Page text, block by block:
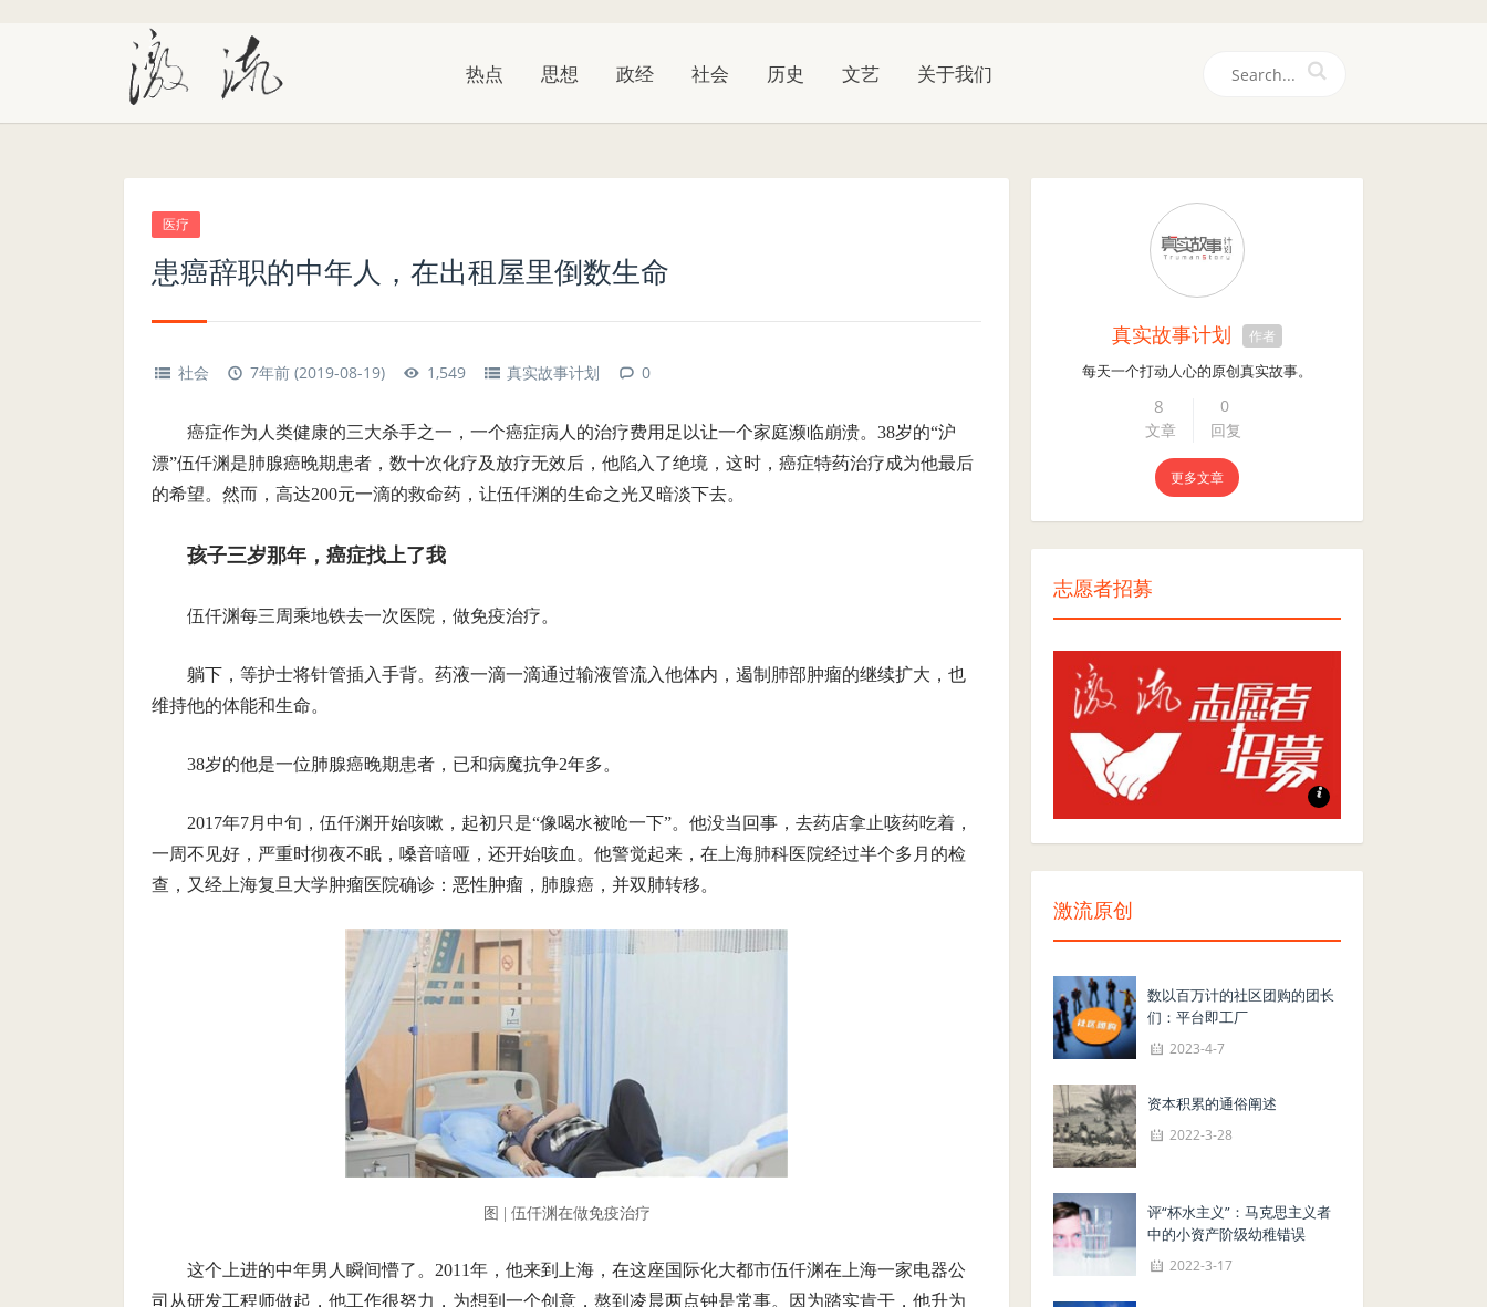
热点 思想 政经 社会 历史 文艺 关于我们
医疗
患癌辞职的中年人，在出租屋里倒数生命
社会 7年前 (2019-08-19) 1,549 真实故事计划 0
癌症作为人类健康的三大杀手之一，一个癌症病人的治疗费用足以让一个家庭濒临崩溃。38岁的“沪
漂”伍仟渊是肺腺癌晚期患者，数十次化疗及放疗无效后，他陷入了绝境，这时，癌症特药治疗成为他最后
的希望。然而，高达200元一滴的救命药，让伍仟渊的生命之光又暗淡下去。
孩子三岁那年，癌症找上了我
伍仟渊每三周乘地铁去一次医院，做免疫治疗。
躺下，等护士将针管插入手背。药液一滴一滴通过输液管流入他体内，遏制肺部肿瘤的继续扩大，也
维持他的体能和生命。
38岁的他是一位肺腺癌晚期患者，已和病魔抗争2年多。
2017年7月中旬，伍仟渊开始咳嗽，起初只是“像喝水被呛一下”。他没当回事，去药店拿止咳药吃着，
一周不见好，严重时彻夜不眠，嗓音喑哑，还开始咳血。他警觉起来，在上海肺科医院经过半个多月的检
查，又经上海复旦大学肿瘤医院确诊：恶性肿瘤，肺腺癌，并双肺转移。
图 | 伍仟渊在做免疫治疗
这个上进的中年男人瞬间懵了。2011年，他来到上海，在这座国际化大都市伍仟渊在上海一家电器公
司从研发工程师做起，他工作很努力，为想到一个创意，熬到凌晨两点钟是常事。因为踏实肯干，他升为
真实故事计划 作者
每天一个打动人心的原创真实故事。
8
文章
0
回复
更多文章
志愿者招募
志愿者招募
激流原创
数以百万计的社区团购的团长
们：平台即工厂
2023-4-7
资本积累的通俗阐述
2022-3-28
评“杯水主义”：马克思主义者
中的小资产阶级幼稚错误
2022-3-17